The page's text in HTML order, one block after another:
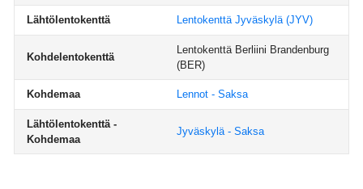
Lähtölentokenttä Lentokenttä Jyväskylä(JYV)
Kohdelentokenttä
Lentokenttä Berliini Brandenburg
(BER)
Kohdemaa Lennot - Saksa
Lähtölentokenttä -
Kohdemaa
Jyväskylä - Saksa